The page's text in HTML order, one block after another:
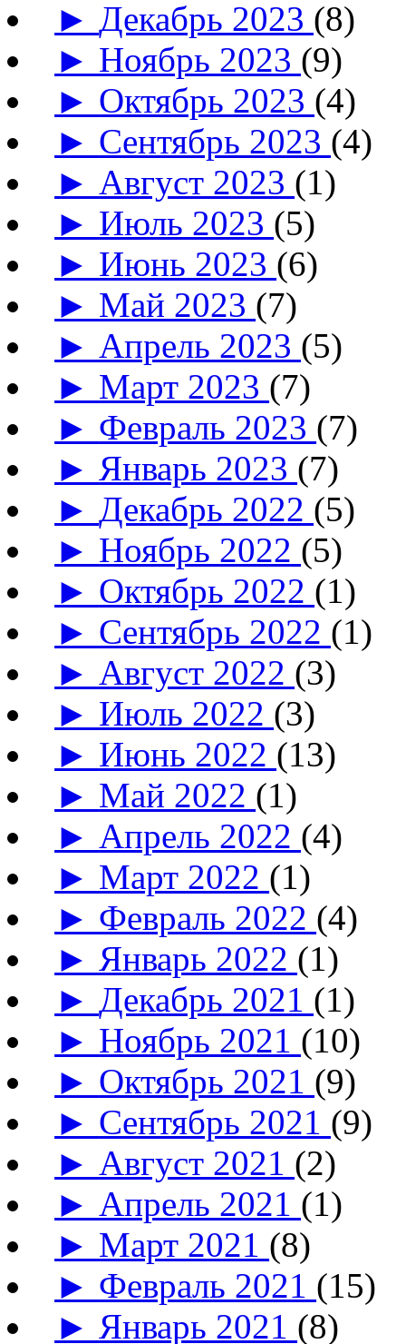
►Декабрь 2023 (8)
► Ноябрь 2023 (9)
► Октябрь 2023 (4)
► Сентябрь 2023 (4)
► Август 2023 (1)
► Июль 2023 (5)
► Июнь 2023 (6)
► Май 2023 (7)
► Апрель 2023 (5)
► Март 2023 (7)
► Февраль 2023 (7)
► Январь 2023 (7)
►Декабрь 2022 (5)
► Ноябрь 2022 (5)
► Октябрь 2022 (1)
► Сентябрь 2022 (1)
► Август 2022 (3)
► Июль 2022 (3)
► Июнь 2022 (13)
► Май 2022 (1)
► Апрель 2022 (4)
► Март 2022 (1)
► Февраль 2022 (4)
► Январь 2022 (1)
►Декабрь 2021 (1)
► Ноябрь 2021 (10)
► Октябрь 2021 (9)
► Сентябрь 2021 (9)
► Август 2021 (2)
► Апрель 2021 (1)
► Март 2021 (8)
► Февраль 2021 (15)
► Январь 2021 (8)